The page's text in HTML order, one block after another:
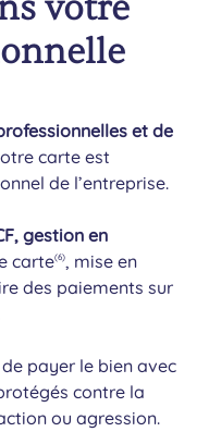
et de
carte est
de l’entreprise.
gestion en
carte(6), mise en
des paiements sur
payer le bien avec
contre la
ou agression.